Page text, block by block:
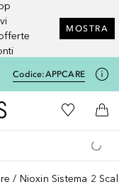
MOSTRA
Codice:APPCARE
A Douglas HomeAlla Mia
Al
Nioxin Sistema 2